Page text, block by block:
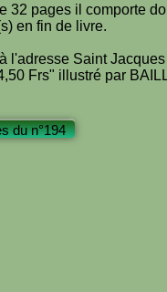
32 pages il comporte
en fin de livre.
l'adresse Saint Jacques
Frs" illustré par
du n°194